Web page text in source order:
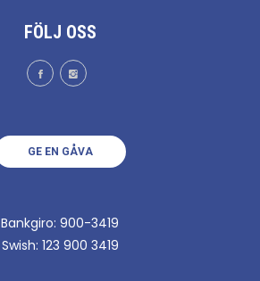
FÖLJ OSS
GE EN GÅVA
Bankgiro: 900-3419
Swish: 123 900 3419